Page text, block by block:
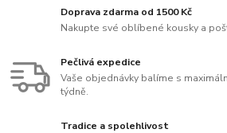
Doprava zdarma od 1500 Kč
Nakupte své oblíbené kousky a
Pečlivá expedice
Vaše objednávky balíme s
týdně.
Tradice a spolehlivost